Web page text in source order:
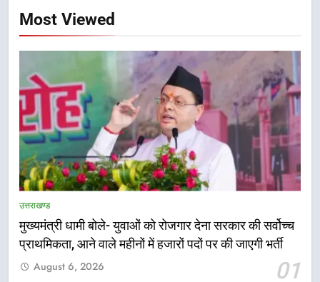
Most Viewed
उत्तराखण्ड
मुख्यमंत्री धामी बोले- युवाओं को रोजगार देना सरकार की सर्वोच्च
प्राथमिकता, आने वाले महीनों में हजारों पदों पर की जाएगी भर्ती
01
August 6, 2026
5
एमडीडीए बोर्ड बैठक में 25 विकास प्रस्तावों
को मिली मंजूरी, देहरादून-मसूरी के